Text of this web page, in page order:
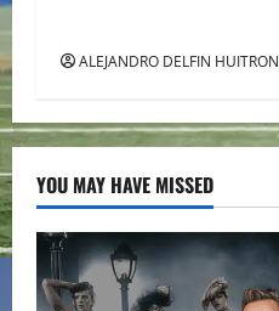
ALEJANDRO DELFIN HUITRON
YOU MAY HAVE MISSED